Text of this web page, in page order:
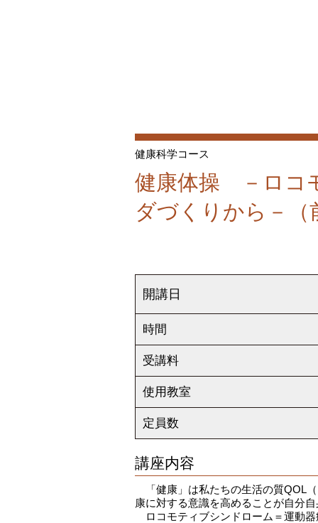
健康科学コース
健康体操 －ロコ
ダづくりから－（
開講日
時間
受講料
使用教室
定員数
講座内容
「健康」は私たちの生活の質QOL
康に対する意識を高めることが自分
ロコモティブシンドローム＝運動